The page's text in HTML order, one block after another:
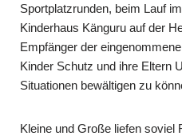
Sportplatzrunden, beim Lauf
Kinderhaus Känguru auf der
Empfänger der
Kinder Schutz und ihre Eltern
Situationen bewältigen zu
Kleine und Große liefen soviel